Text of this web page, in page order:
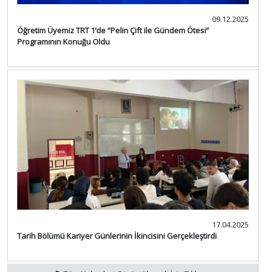
09.12.2025
Öğretim Üyemiz TRT 1’de “Pelin Çift ile Gündem Ötesi”
Programının Konuğu Oldu
17.04.2025
Tarih Bölümü Kariyer Günlerinin İkincisini Gerçekleştirdi